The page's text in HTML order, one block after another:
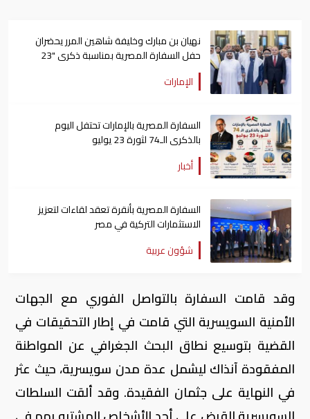
نهيان بن مبارك وخليفة شاهين المرر يحضران
حفل السفارة المصرية بمناسبة ذكرى "23
يوليو"
الإمارات
السفارة المصرية بالإمارات تحتفل اليوم
بالذكرى الـ74 لثورة 23 يوليو
أخبار
السفارة المصرية بأنقرة تعقد لقاءات لتعزيز
الاستثمارات التركية في مصر
شؤون عربية
وقد قامت السفارة بالتواصل الفوري مع الجهات
الأمنية السويسرية التي قامت في إطار التحقيقات في
القضية بتوسيع نطاق البحث الجغرافي عن المواطنة
المفقودة آنذاك ليشمل عدة مدن سويسرية، حيث عثر
في النهاية على جثمان الفقيدة. وقد ألقت السلطات